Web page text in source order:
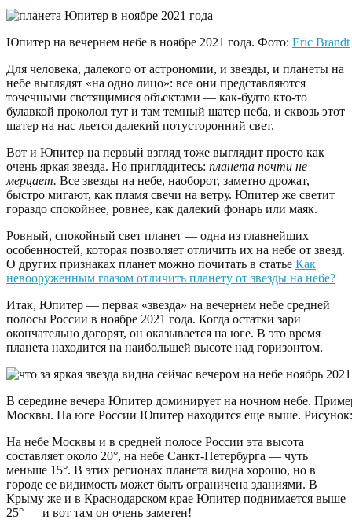
Юпитер на вечернем небе в ноябре 2021 года. Фото: Eric Brandt
Для человека, далекого от астрономии, и звезды, и планеты на
небе выглядят «на одно лицо»: все они представляются
точечными светящимися объектами — как-будто кто-то
булавкой проколол тут и там темный шатер неба, и сквозь этот
шатер на нас льется далекий потусторонний свет.
Вот и Юпитер на первый взгляд тоже выглядит просто как
очень яркая звезда. Но приглядитесь: планета почти не
мерцает. Все звезды на небе, наоборот, заметно дрожат,
быстро мигают, как пламя свечи на ветру. Юпитер же светит
гораздо спокойнее, ровнее, как далекий фонарь или маяк.
Ровный, спокойный свет планет — одна из главнейших
особенностей, которая позволяет отличить их на небе от звезд.
О других признаках планет можно почитать в статье Как
невооруженным глазом отличить планету от звезды на небе?
Итак, Юпитер — первая «звезда» на вечернем небе средней
полосы России в ноябре 2021 года. Когда остатки зари
окончательно догорят, он оказывается на юге. В это время
планета находится на наибольшей высоте над горизонтом.
В середине вечера Юпитер доминирует на ночном небе.
Москвы. На юге России Юпитер находится еще выше.
На небе Москвы и в средней полосе России эта высота
составляет около 20°, на небе Санкт-Петербурга — чуть
меньше 15°. В этих регионах планета видна хорошо, но в
городе ее видимость может быть ограничена зданиями. В
Крыму же и в Краснодарском крае Юпитер поднимается выше
25° — и вот там он очень заметен!